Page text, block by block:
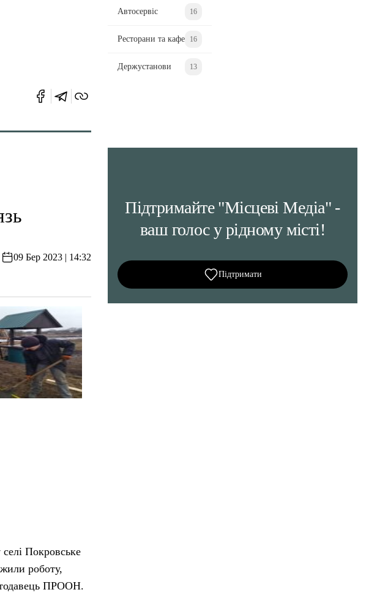
09 Бер 2023 | 14:32
Покровське
роботу,
ПРООН.
Автосервіс 16
Ресторани та кафе 16
Держустанови 13
Підтримайте "Місцеві Медіа" -
ваш голос у рідному місті!
Підтримати